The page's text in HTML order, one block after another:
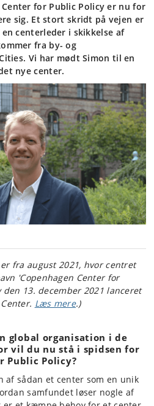
Center for Public Policy er nu for
sig. Et stort skridt på vejen er
centerleder i skikkelse af
fra by- og
Vi har mødt Simon til en
nye center.
fra august 2021, hvor centret
'Copenhagen Center for
13. december 2021 lanceret
Læs mere.)
global organisation i de
vil du nu stå i spidsen for
Public Policy?
af sådan et center som en unik
samfundet løser nogle af